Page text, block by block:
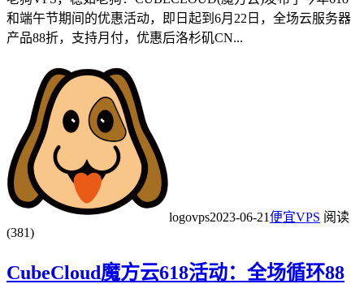
和端午节期间的优惠活动，即日起到6月22日，全场云服务器
产品88折，支持月付，优惠后洛杉矶CN...
logovps2023-06-21便宜VPS 阅读
(381)
CubeCloud魔方云618活动：全场循环88